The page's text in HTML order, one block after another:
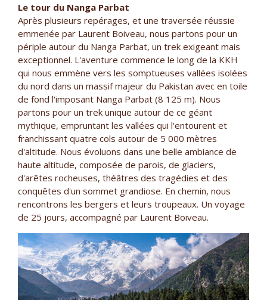
Le tour du Nanga Parbat
Après plusieurs repérages, et une traversée réussie
emmenée par Laurent Boiveau, nous partons pour un
périple autour du Nanga Parbat, un trek exigeant mais
exceptionnel. L'aventure commence le long de la KKH
qui nous emmène vers les somptueuses vallées isolées
du nord dans un massif majeur du Pakistan avec en toile
de fond l'imposant Nanga Parbat (8 125 m). Nous
partons pour un trek unique autour de ce géant
mythique, empruntant les vallées qui l'entourent et
franchissant quatre cols autour de 5 000 mètres
d'altitude. Nous évoluons dans une belle ambiance de
haute altitude, composée de parois, de glaciers,
d'arêtes rocheuses, théâtres des tragédies et des
conquêtes d'un sommet grandiose. En chemin, nous
rencontrons les bergers et leurs troupeaux. Un voyage
de 25 jours, accompagné par Laurent Boiveau.